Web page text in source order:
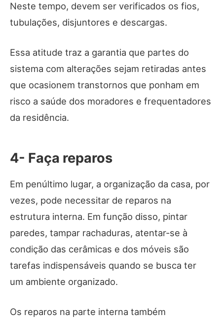
Neste tempo, devem ser verificados os fios,
tubulações, disjuntores e descargas.
Essa atitude traz a garantia que partes do
sistema com alterações sejam retiradas antes
que ocasionem transtornos que ponham em
risco a saúde dos moradores e frequentadores
da residência.
4- Faça reparos
Em penúltimo lugar, a organização da casa, por
vezes, pode necessitar de reparos na
estrutura interna. Em função disso, pintar
paredes, tampar rachaduras, atentar-se à
condição das cerâmicas e dos móveis são
tarefas indispensáveis quando se busca ter
um ambiente organizado.
Os reparos na parte interna também